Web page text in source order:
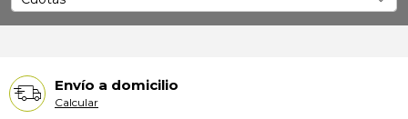
Envío a domicilio
Calcular